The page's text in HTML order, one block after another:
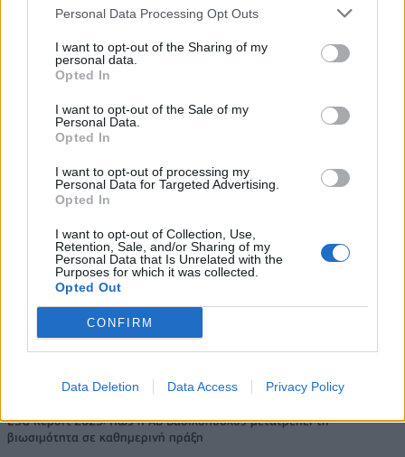
Personal Data Processing Opt Outs
I want to opt-out of the Sharing of my
personal data.
Opted In
I want to opt-out of the Sale of my
Personal Data.
Opted In
I want to opt-out of processing my
Personal Data for Targeted Advertising.
Opted In
I want to opt-out of Collection, Use,
Retention, Sale, and/or Sharing of my
Personal Data that Is Unrelated with the
Purposes for which it was collected.
Opted Out
CONFIRM
Data Deletion Data Access Privacy Policy
Viohalco: Αυξημένος κατά 14%
ο τζίρος στο α' εξάμηνο, στα 4,3
δισ. ευρώ – Στα 446 εκατ. ευρώ
ΥΠΕΘΟΟ: Νέες επενδύσεις 1
δισ. ευρώ ως το 2028 για την
Η συμφωνία Arval-Athlon αναδιαμορφώνει την αγορά leasing
VW: Η δύσκολη εξίσωση της
αναδιάρθρωσης
18η συνεχόμενη χρονιά για τον
ΟΤΕ στη διεθνή σειρά δεικτών
FTSE4Good
Alpha Bank: Για πρώτη φορά το Αρχαίο Θέατρο Επιδαύρου άνοιξε τις
πύλες του σε όλους
ESG Report 2025: Πώς η ΑΒ Βασιλόπουλος μετατρέπει τη
βιωσιμότητα σε καθημερινή πράξη